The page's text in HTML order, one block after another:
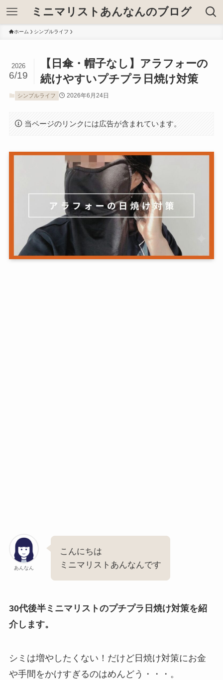
ミニマリストあんなんのブログ
ホーム シンプルライフ
【日傘・帽子なし】アラフォーの
続けやすいプチプラ日焼け対策
2026
6/19
シンプルライフ 2026年6月24日
当ページのリンクには広告が含まれています。
あんなん
こんにちは
ミニマリストあんなんです
30代後半ミニマリストのプチプラ日焼け対策を紹
介します。
シミは増やしたくない！だけど日焼け対策にお金
や手間をかけすぎるのはめんどう・・・。